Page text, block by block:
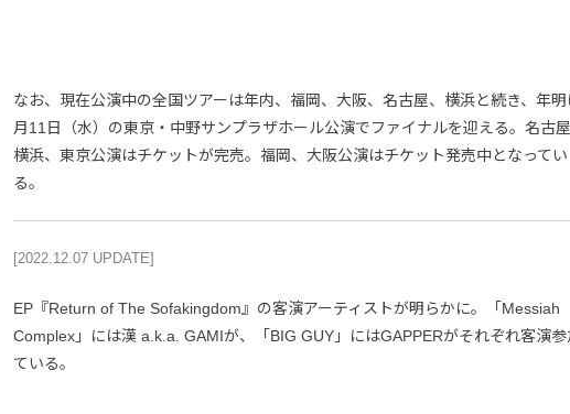
なお、現在公演中の全国ツアーは年内、福岡、大阪、名古屋、横浜と続き、年明
月11日（水）の東京・中野サンプラザホール公演でファイナルを迎える。名古屋
横浜、東京公演はチケットが完売。福岡、大阪公演はチケット発売中となってい
る。
[2022.12.07 UPDATE]
EP『Return of The Sofakingdom』の客演アーティストが明らかに。「Messiah
Complex」には漢 a.k.a. GAMIが、「BIG GUY」にはGAPPERがそれぞれ客演参
ている。